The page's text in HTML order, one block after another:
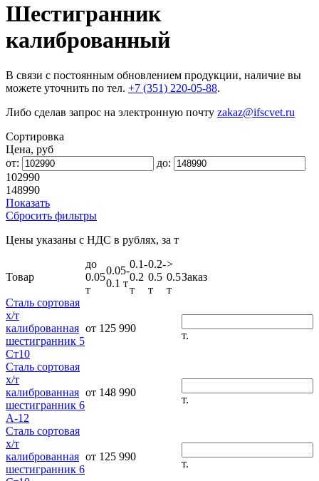
Шестигранник
калиброванный
В связи с постоянным обновлением продукции, наличие вы
можете уточнить по тел. +7 (351) 220-05-88.
Либо сделав запрос на электронную почту zakaz@ifscvet.ru
Сортировка
Цена, руб
от:
до:
102990
148990
Показать
Сбросить фильтры
Цены указаны с НДС в рублях, за т
Товар
до
0.05
т
0.05-
0.1 т
0.1-
0.2
т
0.2-
0.5
т
>
0.5
т
Заказ
Сталь сортовая
х/т
калиброванная
шестигранник 5
Ст10
от 125 990
т.
Сталь сортовая
х/т
калиброванная
шестигранник 6
А-12
от 148 990
т.
Сталь сортовая
х/т
калиброванная
шестигранник 6
от 125 990
т.